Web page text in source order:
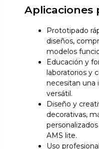
Aplicaciones
Prototipado
diseños,
modelos
Educación y
laboratorios y
necesitan una
versátil.
Diseño y
decorativas,
AMS lite.
Uso